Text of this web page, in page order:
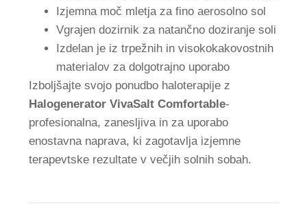
Izjemna moč mletja za fino aerosolno sol
Vgrajen dozirnik za natančno doziranje soli
Izdelan je iz trpežnih in visokokakovostnih
materialov za dolgotrajno uporabo
Izboljšajte svojo ponudbo haloterapije z
Halogenerator VivaSalt Comfortable-
profesionalna, zanesljiva in za uporabo
enostavna naprava, ki zagotavlja izjemne
terapevtske rezultate v večjih solnih sobah.